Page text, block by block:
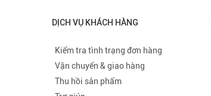
DỊCH VỤ KHÁCH HÀNG
Kiểm tra tình trạng đơn hàng
Vận chuyển & giao hàng
Thu hồi sản phẩm